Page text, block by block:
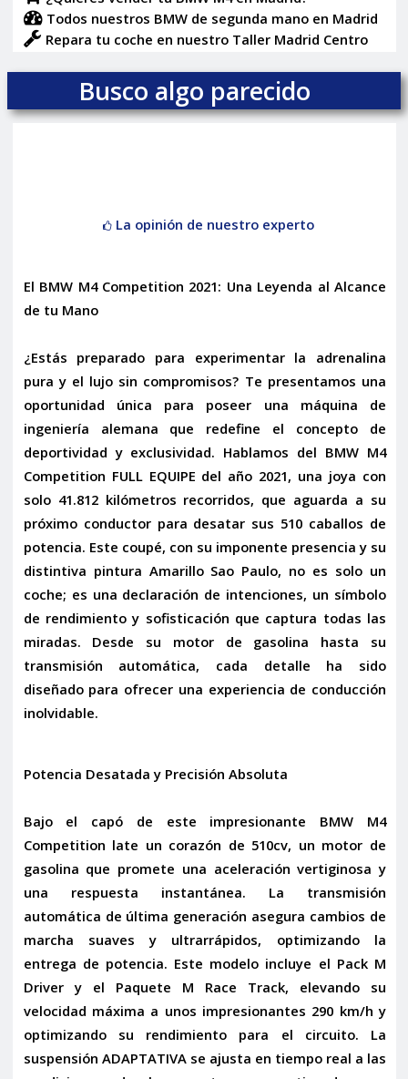
Todos nuestros BMW de segunda mano en Madrid
Repara tu coche en nuestro Taller Madrid Centro
Busco algo parecido
La opinión de nuestro experto
El BMW M4 Competition 2021: Una Leyenda al Alcance
de tu Mano
¿Estás preparado para experimentar la adrenalina
pura y el lujo sin compromisos? Te presentamos una
oportunidad única para poseer una máquina de
ingeniería alemana que redefine el concepto de
deportividad y exclusividad. Hablamos del BMW M4
Competition FULL EQUIPE del año 2021, una joya con
solo 41.812 kilómetros recorridos, que aguarda a su
próximo conductor para desatar sus 510 caballos de
potencia. Este coupé, con su imponente presencia y su
distintiva pintura Amarillo Sao Paulo, no es solo un
coche; es una declaración de intenciones, un símbolo
de rendimiento y sofisticación que captura todas las
miradas. Desde su motor de gasolina hasta su
transmisión automática, cada detalle ha sido
diseñado para ofrecer una experiencia de conducción
inolvidable.
Potencia Desatada y Precisión Absoluta
Bajo el capó de este impresionante BMW M4
Competition late un corazón de 510cv, un motor de
gasolina que promete una aceleración vertiginosa y
una respuesta instantánea. La transmisión
automática de última generación asegura cambios de
marcha suaves y ultrarrápidos, optimizando la
entrega de potencia. Este modelo incluye el Pack M
Drivery el Paquete M Race Track, elevando su
velocidad máxima a unos impresionantes 290 km/h y
optimizando su rendimiento para el circuito. La
suspensión ADAPTATIVAse ajusta en tiempo real a las